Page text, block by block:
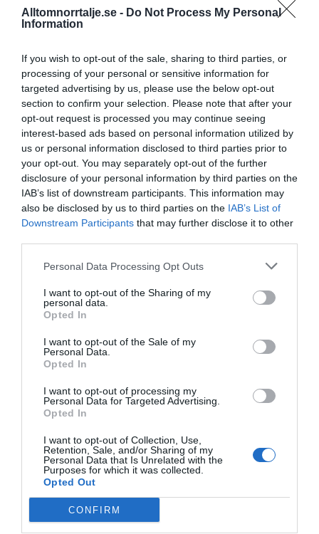
Alltomnorrtalje.se - Do Not Process My Personal
Information
If you wish to opt-out of the sale, sharing to third parties, or
processing of your personal or sensitive information for
targeted advertising by us, please use the below opt-out
section to confirm your selection. Please note that after your
opt-out request is processed you may continue seeing
interest-based ads based on personal information utilized by
us or personal information disclosed to third parties prior to
your opt-out. You may separately opt-out of the further
disclosure of your personal information by third parties on the
IAB’s list of downstream participants. This information may
also be disclosed by us to third parties on the IAB’s List of
Downstream Participants that may further disclose it to other
Personal Data Processing Opt Outs
I want to opt-out of the Sharing of my
personal data.
Opted In
I want to opt-out of the Sale of my
Personal Data.
Opted In
I want to opt-out of processing my
Personal Data for Targeted Advertising.
Opted In
I want to opt-out of Collection, Use,
Retention, Sale, and/or Sharing of my
Personal Data that Is Unrelated with the
Purposes for which it was collected.
Opted Out
CONFIRM
Norrteljeporten utsedd till
Sveriges fulaste parkering
NORRTÄLJE
"Faktum är att det finns fler
parkeringsplatser än människor i Sverige"
Ny mottagning för personer
med funktionsnedsättningar
NORRTÄLJE "Vi har länge sett ett behov av en sådan
Ännu inga nya skyddsrum i
Norrtälje